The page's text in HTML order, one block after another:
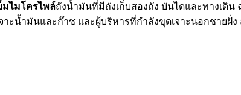
มไมโครไพล์ถังน้ำมันที่มีถังเก็บสองถัง บันไดและทางเดิ
น้ำมันและก๊าซ และผู้บริหารที่กำลังขุดเจาะนอกชายฝั่ง